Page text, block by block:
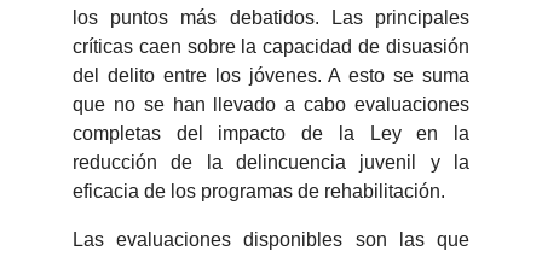
los puntos más debatidos. Las principales
críticas caen sobre la capacidad de disuasión
del delito entre los jóvenes. A esto se suma
que no se han llevado a cabo evaluaciones
completas del impacto de la Ley en la
reducción de la delincuencia juvenil y la
eficacia de los programas de rehabilitación.
Las evaluaciones disponibles son las que